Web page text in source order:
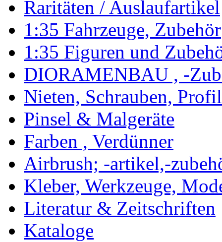
Raritäten / Auslaufartikel
1:35 Fahrzeuge, Zubehör
1:35 Figuren und
DIORAMENBAU , -
Nieten, Schrauben,
Pinsel & Malgeräte
Farben , Verdünner
Airbrush; -artikel,-
Kleber, Werkzeuge,
Literatur & Zeitschriften
Kataloge